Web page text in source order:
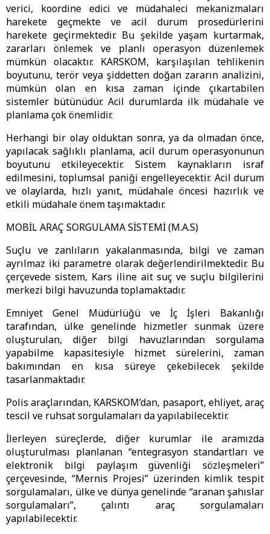
verici, koordine edici ve müdahaleci mekanizmaları
harekete geçmekte ve acil durum prosedürlerini
harekete geçirmektedir. Bu şekilde yaşam kurtarmak,
zararları önlemek ve planlı operasyon düzenlemek
mümkün olacaktır. KARSKOM, karşılaşılan tehlikenin
boyutunu, terör veya şiddetten doğan zararın analizini,
mümkün olan en kısa zaman içinde çıkartabilen
sistemler bütünüdür. Acil durumlarda ilk müdahale ve
planlama çok önemlidir.
Herhangi bir olay olduktan sonra, ya da olmadan önce,
yapılacak sağlıklı planlama, acil durum operasyonunun
boyutunu etkileyecektir. Sistem kaynakların israf
edilmesini, toplumsal paniği engelleyecektir. Acil durum
ve olaylarda, hızlı yanıt, müdahale öncesi hazırlık ve
etkili müdahale önem taşımaktadır.
MOBİL ARAÇ SORGULAMA SİSTEMİ (M.A.S)
Suçlu ve zanlıların yakalanmasında, bilgi ve zaman
ayrılmaz iki parametre olarak değerlendirilmektedir. Bu
çerçevede sistem, Kars iline ait suç ve suçlu bilgilerini
merkezi bilgi havuzunda toplamaktadır.
Emniyet Genel Müdürlüğü ve İç İşleri Bakanlığı
tarafından, ülke genelinde hizmetler sunmak üzere
oluşturulan, diğer bilgi havuzlarından sorgulama
yapabilme kapasitesiyle hizmet sürelerini, zaman
bakımından en kısa süreye çekebilecek şekilde
tasarlanmaktadır.
Polis araçlarından, KARSKOM’dan, pasaport, ehliyet, araç
tescil ve ruhsat sorgulamaları da yapılabilecektir.
İlerleyen süreçlerde, diğer kurumlar ile aramızda
oluşturulması planlanan “entegrasyon standartları ve
elektronik bilgi paylaşım güvenliği sözleşmeleri”
çerçevesinde, “Mernis Projesi” üzerinden kimlik tespit
sorgulamaları, ülke ve dünya genelinde “aranan şahıslar
sorgulamaları”, çalıntı araç sorgulamaları
yapılabilecektir.